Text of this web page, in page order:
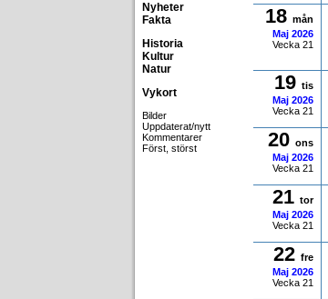
Nyheter
Fakta
Historia
Kultur
Natur
Vykort
Bilder
Uppdaterat/nytt
Kommentarer
Först, störst
18 mån
Maj 2026
Vecka 21
19 tis
Maj 2026
Vecka 21
20 ons
Maj 2026
Vecka 21
21 tor
Maj 2026
Vecka 21
22 fre
Maj 2026
Vecka 21